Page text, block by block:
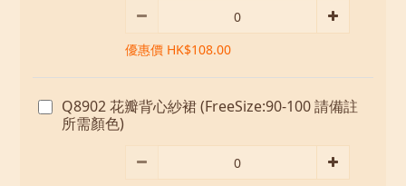
優惠價 HK$108.00
Q8902 花瓣背心紗裙 (FreeSize:90-100 請備註
所需顏色)